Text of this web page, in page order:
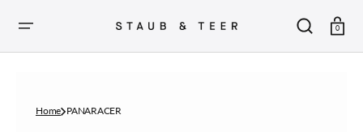
SPRINGEN
0
Home PANARACER